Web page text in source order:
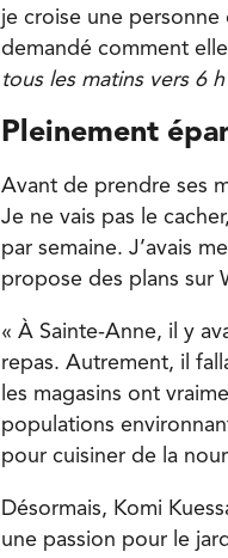
je croise une personne
demandé comment
tous les matins vers 6
Pleinement
Avant de prendre ses
Je ne vais pas le
par semaine. J’avais
propose des plans sur
« À Sainte-Anne, il y
repas. Autrement, il
les magasins ont
populations
pour cuisiner de la
Désormais, Komi
une passion pour le